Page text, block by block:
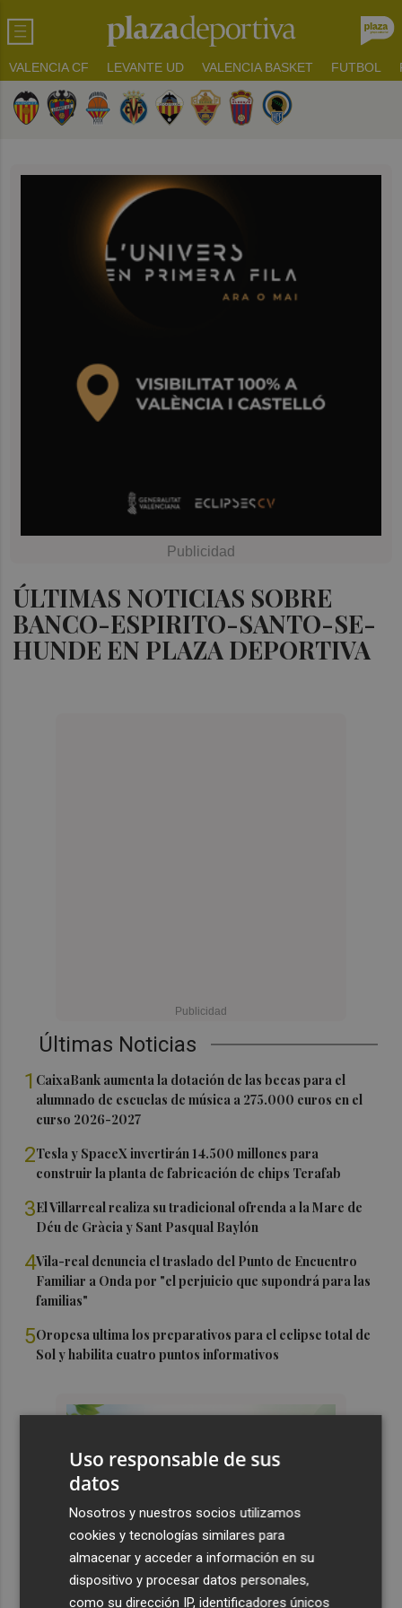
VALENCIA CF LEVANTE UD VALENCIA BASKET FUTBOL
ÚLTIMAS NOTICIAS SOBRE
BANCO-ESPIRITO-SANTO-SE-
HUNDE EN PLAZA DEPORTIVA
Últimas Noticias
1 CaixaBank aumenta la dotación de las becas para el
alumnado de escuelas de música a 275.000 euros en el
curso 2026-2027
2Tesla y SpaceX invertirán 14.500 millones para
construir la planta de fabricación de chips Terafab
3El Villarreal realiza su tradicional ofrenda a la Mare de
Déu de Gràcia y Sant Pasqual Baylón
4Vila-real denuncia el traslado del Punto de Encuentro
Familiar a Onda por "el perjuicio que supondrá para las
familias"
5Oropesa ultima los preparativos para el eclipse total de
Sol y habilita cuatro puntos informativos
Uso responsable de sus
datos
Nosotros y nuestros socios utilizamos
cookies y tecnologías similares para
almacenar y acceder a información en su
dispositivo y procesar datos personales,
como su dirección IP, identificadores únicos